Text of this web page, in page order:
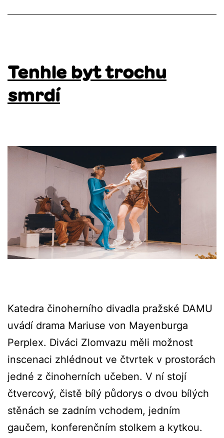
Tenhle byt trochu
smrdí
Katedra činoherního divadla pražské DAMU
uvádí drama Mariuse von Mayenburga
Perplex. Diváci Zlomvazu měli možnost
inscenaci zhlédnout ve čtvrtek v prostorách
jedné z činoherních učeben. V ní stojí
čtvercový, čistě bílý půdorys o dvou bílých
stěnách se zadním vchodem, jedním
gaučem, konferenčním stolkem a kytkou.